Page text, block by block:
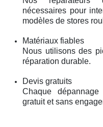
nécessaires pour
modèles de stores
Matériaux fiables
Nous utilisons des
réparation durable.
Devis gratuits
Chaque
gratuit et sans